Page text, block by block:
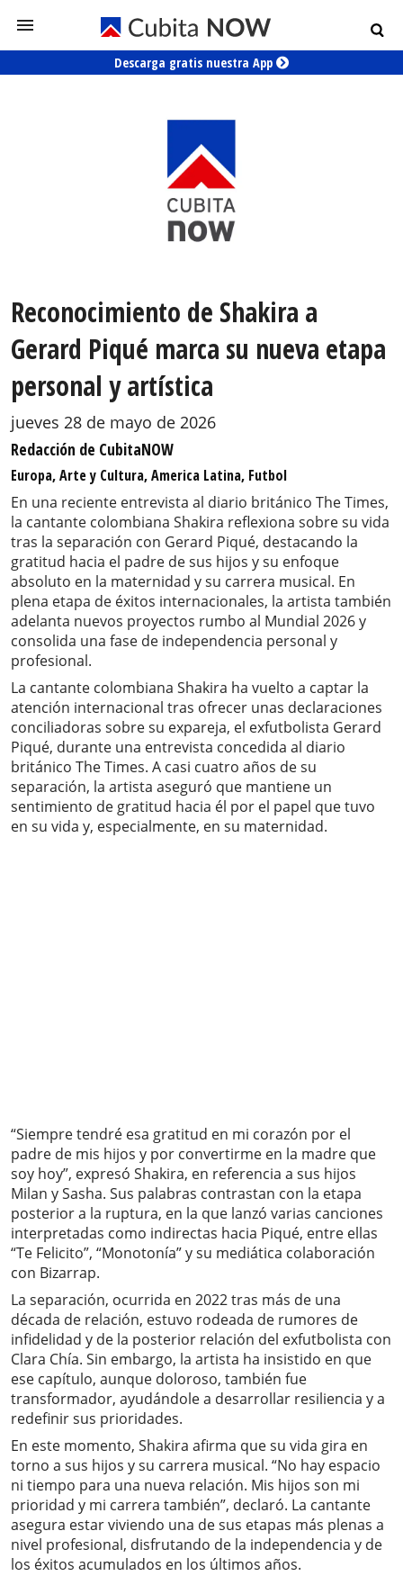
Descarga gratis nuestra App
Reconocimiento de Shakira a
Gerard Piqué marca su nueva etapa
personal y artística
jueves 28 de mayo de 2026
Redacción de CubitaNOW
Europa, Arte y Cultura, America Latina, Futbol
En una reciente entrevista al diario británico The Times,
la cantante colombiana Shakira reflexiona sobre su vida
tras la separación con Gerard Piqué, destacando la
gratitud hacia el padre de sus hijos y su enfoque
absoluto en la maternidad y su carrera musical. En
plena etapa de éxitos internacionales, la artista también
adelanta nuevos proyectos rumbo al Mundial 2026 y
consolida una fase de independencia personal y
profesional.
La cantante colombiana Shakira ha vuelto a captar la
atención internacional tras ofrecer unas declaraciones
conciliadoras sobre su expareja, el exfutbolista Gerard
Piqué, durante una entrevista concedida al diario
británico The Times. A casi cuatro años de su
separación, la artista aseguró que mantiene un
sentimiento de gratitud hacia él por el papel que tuvo
en su vida y, especialmente, en su maternidad.
“Siempre tendré esa gratitud en mi corazón por el
padre de mis hijos y por convertirme en la madre que
soy hoy”, expresó Shakira, en referencia a sus hijos
Milan y Sasha. Sus palabras contrastan con la etapa
posterior a la ruptura, en la que lanzó varias canciones
interpretadas como indirectas hacia Piqué, entre ellas
“Te Felicito”, “Monotonía” y su mediática colaboración
con Bizarrap.
La separación, ocurrida en 2022 tras más de una
década de relación, estuvo rodeada de rumores de
infidelidad y de la posterior relación del exfutbolista con
Clara Chía. Sin embargo, la artista ha insistido en que
ese capítulo, aunque doloroso, también fue
transformador, ayudándole a desarrollar resiliencia y a
redefinir sus prioridades.
En este momento, Shakira afirma que su vida gira en
torno a sus hijos y su carrera musical. “No hay espacio
ni tiempo para una nueva relación. Mis hijos son mi
prioridad y mi carrera también”, declaró. La cantante
asegura estar viviendo una de sus etapas más plenas a
nivel profesional, disfrutando de la independencia y de
los éxitos acumulados en los últimos años.